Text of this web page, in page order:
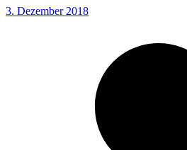
3. Dezember 2018